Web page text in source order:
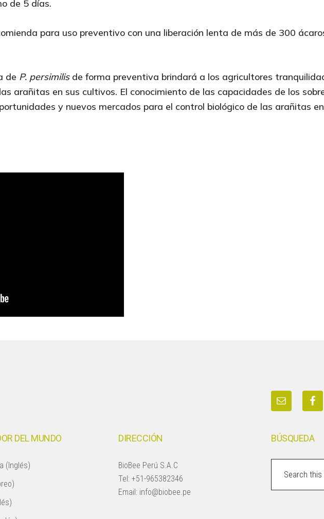
de 5 días.
para uso preventivo con una liberación lenta de más de 300
de P. persimilisde forma preventiva brindará a los agricultores
arañitas en sus cultivos. El conocimiento de las capacidades de los
y nuevos mercados para el control biológico de las arañitas
DEL MUNDO
(Inglés)
DIRECCIÓN
BioBee Perú S.A.C
Tel:+51-965382346
Email: info@biobee.pe
BÚSQUEDA
website